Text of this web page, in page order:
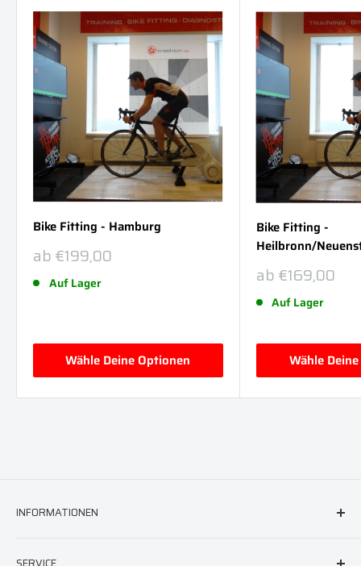
Bike Fitting - Hamburg
Sonderpreis
ab €199,00
Auf Lager
Wähle Deine Optionen
Bike Fitting -
Heilbronn/
Sonderpreis
ab €169,00
Auf Lager
Wähle
INFORMATIONEN